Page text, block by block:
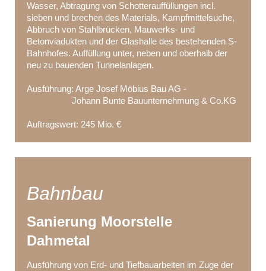
Wasser, Abtragung von Schotterauffüllungen incl.
sieben und brechen des Materials, Kampfmittelsuche,
Abbruch von Stahlbrücken, Mauwerks- und
Betonviadukten und der Glashalle des bestehenden S-
Bahnhofes. Auffüllung unter, neben und oberhalb der
neu zu bauenden Tunnelanlagen.
Ausführung: Arge Josef Möbius Bau AG -
Johann Bunte Bauunternehmung & Co.KG
Auftragswert: 245 Mio. €
Bahnbau
Sanierung Moorstelle
Dahmetal
Ausführung von Erd- und Tiefbauarbeiten im Zuge der